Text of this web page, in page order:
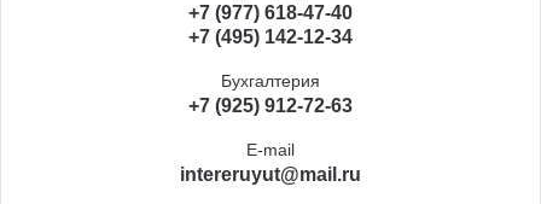
+7 (977) 618-47-40
+7 (495) 142-12-34
Бухгалтерия
+7 (925) 912-72-63
E-mail
intereruyut@mail.ru